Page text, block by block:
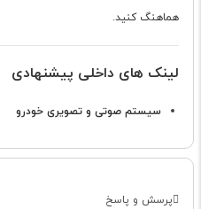
هماهنگ کنید.
لینک های داخلی پیشنهادی
سیستم صوتی و تصویری خودرو
پرسش و پاسخ